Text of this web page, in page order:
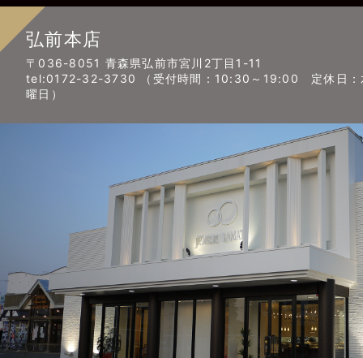
弘前本店
〒036-8051 青森県弘前市宮川2丁目1-11
tel:0172-32-3730 （受付時間：10:30～19:00 定休日：
曜日）